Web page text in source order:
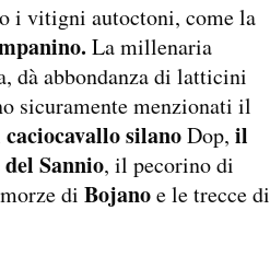
i vitigni autoctoni, come la
La millenaria
dà abbondanza di latticini
sicuramente menzionati il
caciocavallo silanoDop, il
Sannio, il pecorino di
di Bojanoe le trecce di